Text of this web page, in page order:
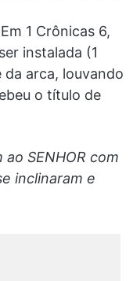
1 Crônicas 6,
instalada (1
arca, louvando
o título de
SENHOR com
inclinaram e